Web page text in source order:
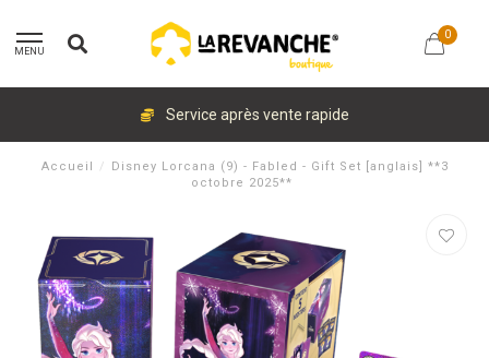
MENU
0
Service après vente rapide
Accueil /
Disney Lorcana (9) - Fabled - Gift Set [anglais] **3
octobre 2025**